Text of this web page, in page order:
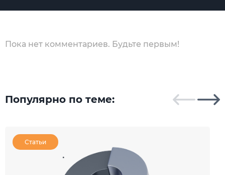
Пока нет комментариев. Будьте первым!
Популярно по теме:
Статьи